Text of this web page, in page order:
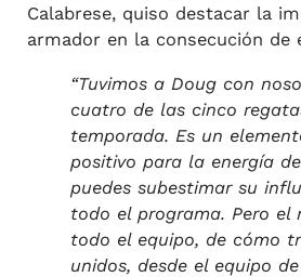
Calabrese, quiso destacar la
armador en la consecución de
“Tuvimos a Doug con
cuatro de las cinco
temporada. Es un
positivo para la energía
puedes subestimar su
todo el programa. Pero el
todo el equipo, de cómo
unidos, desde el equipo